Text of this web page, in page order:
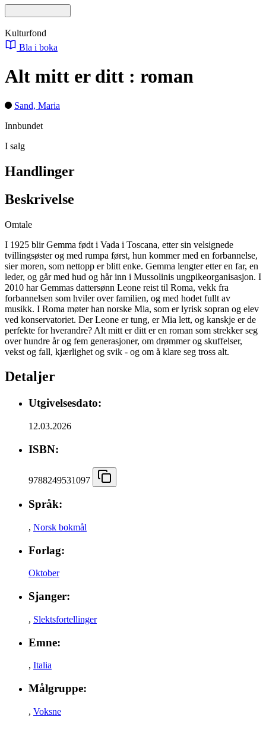
Kulturfond
Bla i boka
Alt mitt er ditt : roman
Sand, Maria
Innbundet
I salg
Handlinger
Beskrivelse
Omtale
I 1925 blir Gemma født i Vada i Toscana, etter sin velsignede
tvillingsøster og med rumpa først, hun kommer med en forbannelse,
sier moren, som nettopp er blitt enke. Gemma lengter etter en far, en
leder, og går med hud og hår inn i Mussolinis ungpikeorganisasjon. I
2010 har Gemmas dattersønn Leone reist til Roma, vekk fra
forbannelsen som hviler over familien, og med hodet fullt av
musikk. I Roma møter han norske Mia, som er lyrisk sopran og elev
ved konservatoriet. Der Leone er tung, er Mia lett, og kanskje er de
perfekte for hverandre? Alt mitt er ditt er en roman som strekker seg
over hundre år og fem generasjoner, om drømmer og skuffelser,
vekst og fall, kjærlighet og svik - og om å klare seg tross alt.
Detaljer
Utgivelsesdato:
12.03.2026
ISBN:
9788249531097
Språk:
, Norsk bokmål
Forlag:
Oktober
Sjanger:
, Slektsfortellinger
Emne:
, Italia
Målgruppe:
, Voksne